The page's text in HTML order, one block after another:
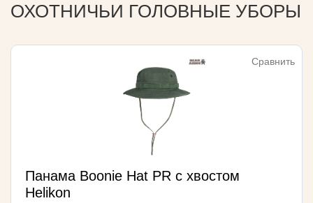
ОХОТНИЧЬИ ГОЛОВНЫЕ УБОРЫ
Сравнить
Панама Boonie Hat PR с хвостом
Helikon